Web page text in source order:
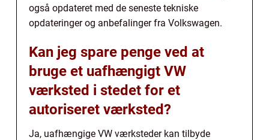
også opdateret med de seneste tekniske
opdateringer og anbefalinger fra Volkswagen.
Kan jeg spare penge ved at
bruge et uafhængigt VW
værksted i stedet for et
autoriseret værksted?
Ja, uafhængige VW værksteder kan tilbyde